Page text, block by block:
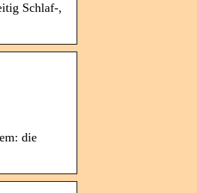
Schlaf-,
die